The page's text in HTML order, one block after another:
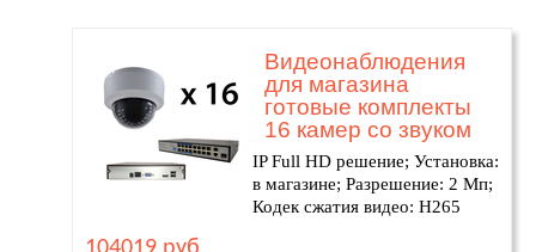
Видеонаблюдения
для магазина
готовые комплекты
16 камер со звуком
IP Full HD решение; Установка:
в магазине; Разрешение: 2 Мп;
Кодек сжатия видео: H265